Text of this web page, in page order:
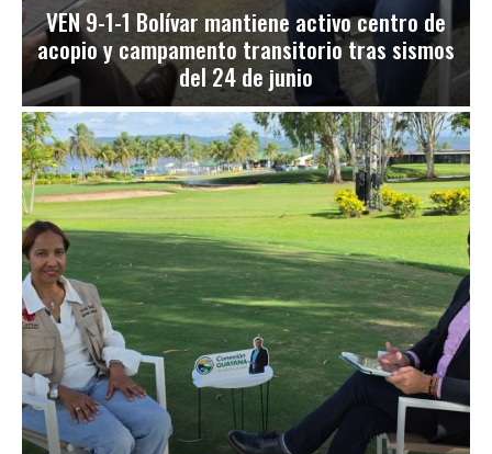
VEN 9-1-1 Bolívar mantiene activo centro de
acopio y campamento transitorio tras sismos
del 24 de junio